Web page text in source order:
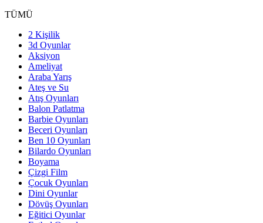
TÜMÜ
2 Kişilik
3d Oyunlar
Aksiyon
Ameliyat
Araba Yarış
Ateş ve Su
Atış Oyunları
Balon Patlatma
Barbie Oyunları
Beceri Oyunları
Ben 10 Oyunları
Bilardo Oyunları
Boyama
Çizgi Film
Çocuk Oyunları
Dini Oyunlar
Dövüş Oyunları
Eğitici Oyunlar